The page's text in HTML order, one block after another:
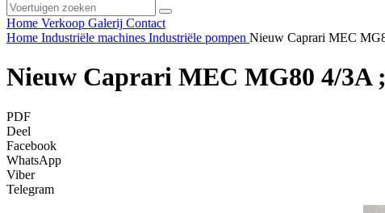
Home Verkoop Galerij Contact
Home Industriële machines Industriële pompen Nieuw Caprari MEC
Nieuw Caprari MEC MG80 4/3A
PDF
Deel
Facebook
WhatsApp
Viber
Telegram